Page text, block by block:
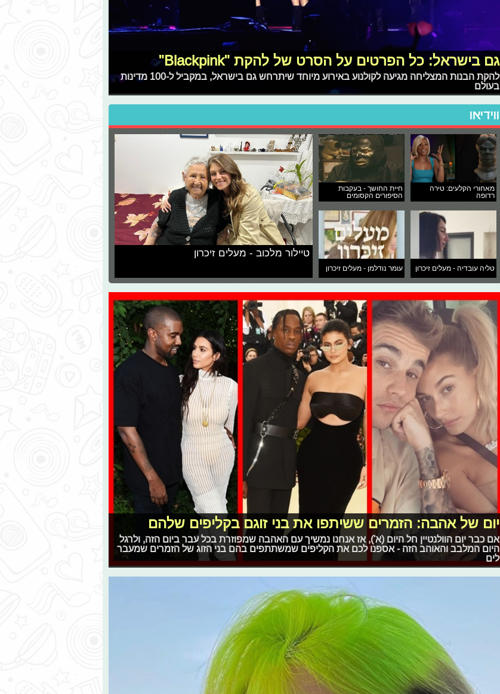
גם בישראל: כל הפרטים על הסרט של להקת "Blackpink"
להקת הבנות המצליחה מגיעה לקולנוע באירוע מיוחד שיתרחש גם בישראל, במקביל ל-100 מדינות
בעולם
ווידיאו
מאחורי הקלעים: טירה
רדופה
חיית החושך - בעקבות
הסיפורים הקסומים
טליה עובדיה - מעלים זיכרון עומר נודלמן - מעלים זיכרון
טיילור מלכוב - מעלים זיכרון
יום של אהבה: הזמרים ששיתפו את בני זוגם בקליפים שלהם
אם כבר יום הוולנטיין חל היום (א'), אז אנחנו נמשיך עם האהבה שמפוזרת בכל עבר ביום הזה, ולרגל
היום המלבב והאוהב הזה - אספנו לכם את הקליפים שמשתתפים בהם בני הזוג של הזמרים שמעבר
לים